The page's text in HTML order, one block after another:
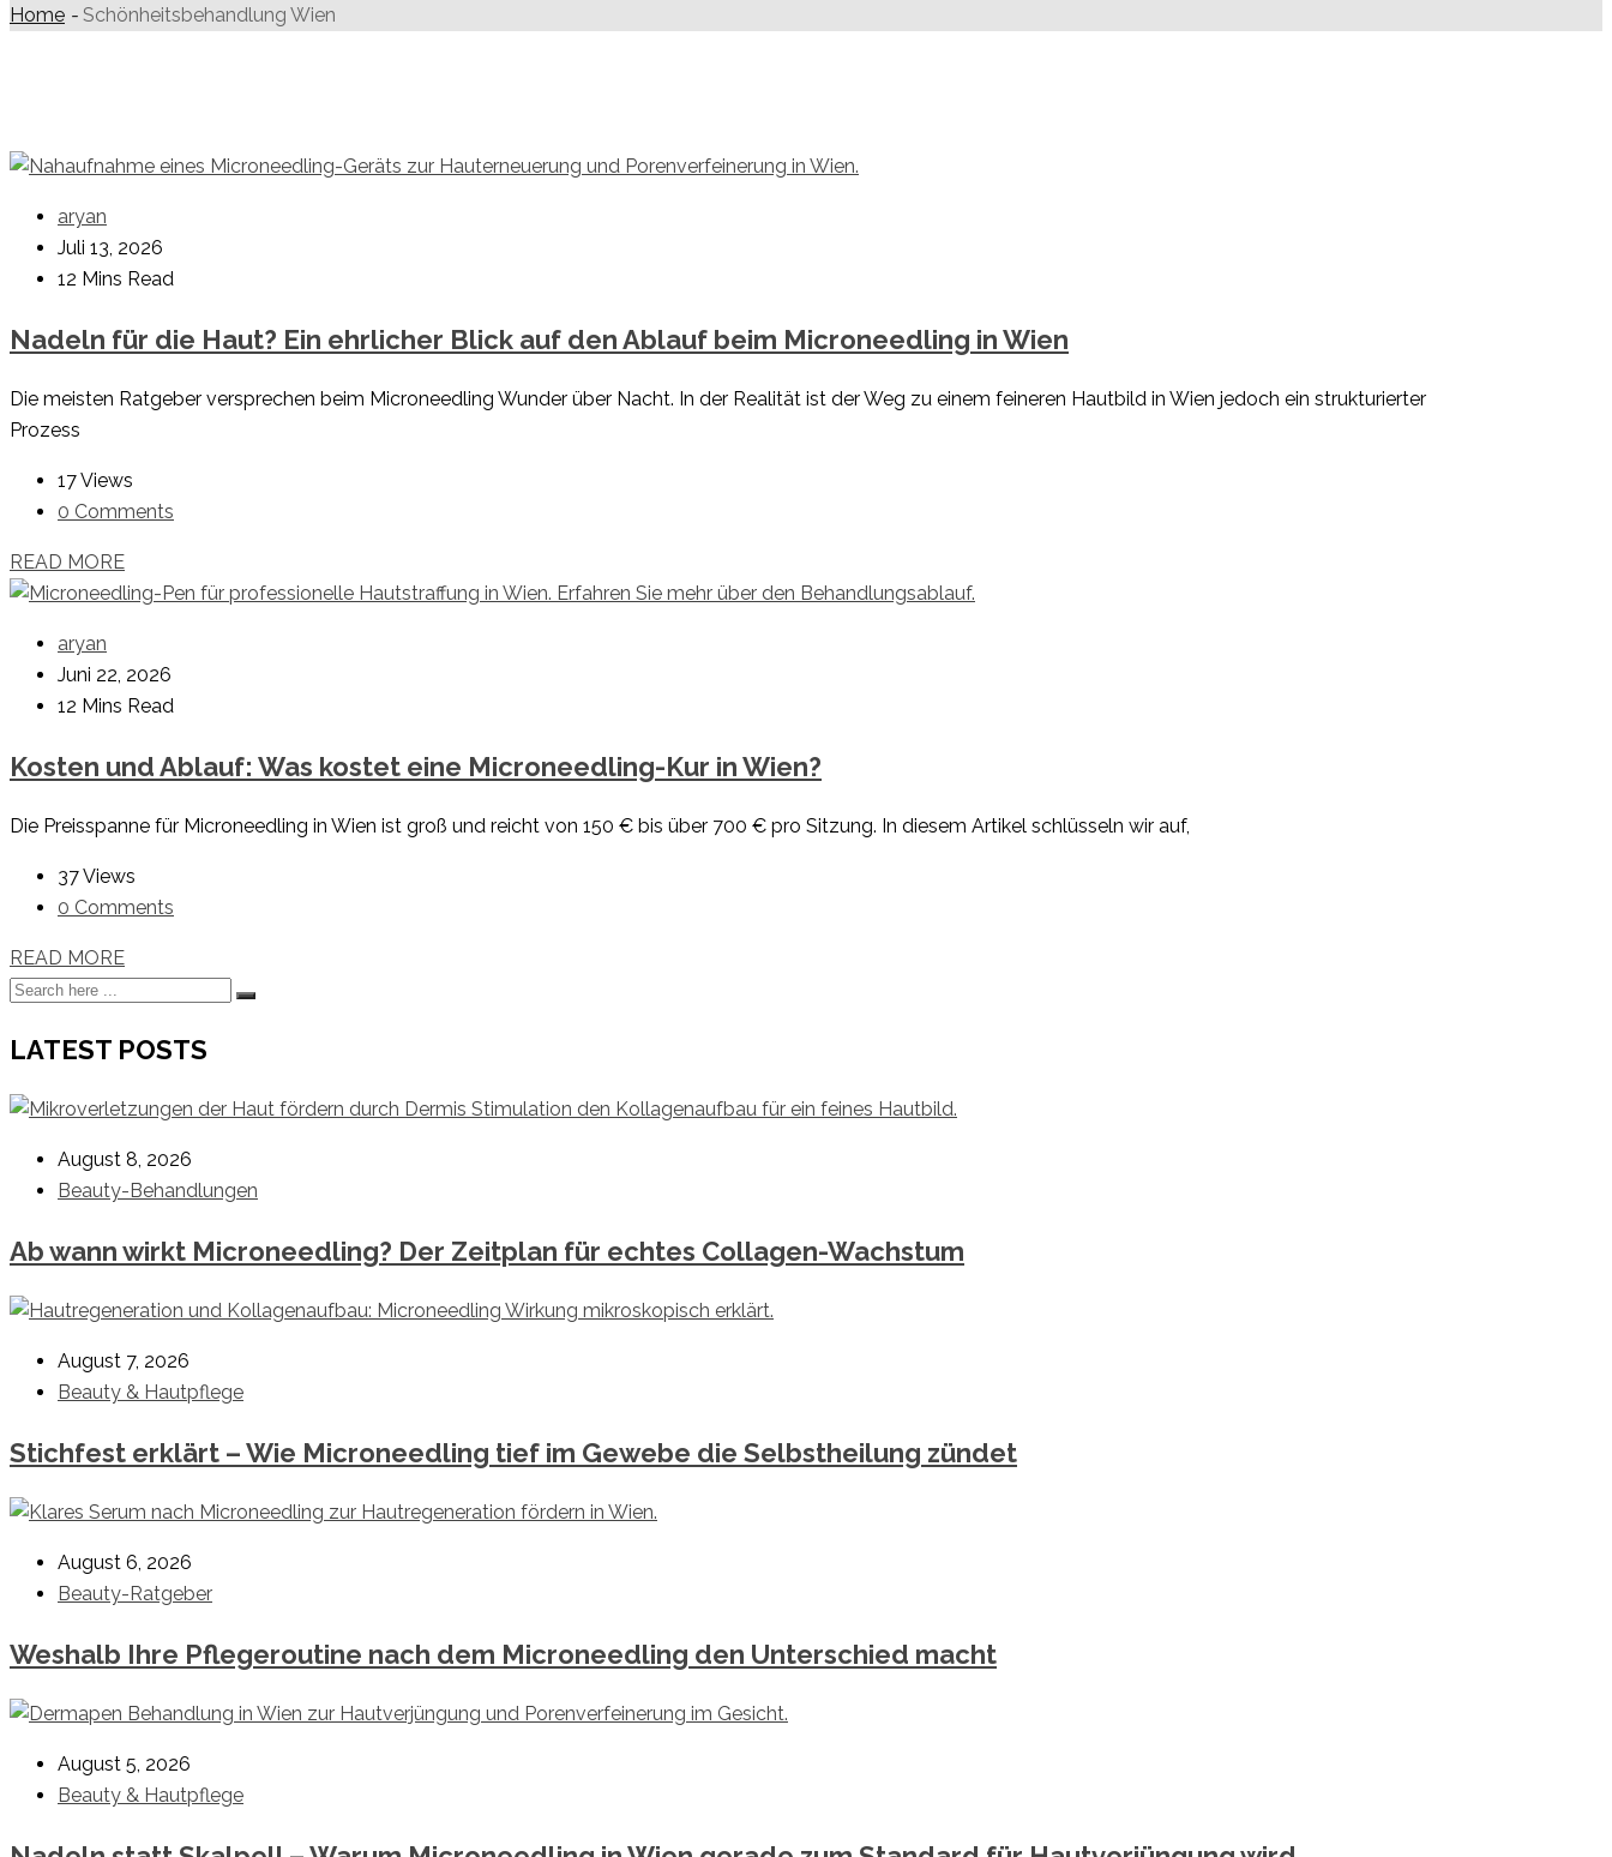
Home - Schönheitsbehandlung Wien
aryan
Juli 13, 2026
12 Mins Read
Nadeln für die Haut? Ein ehrlicher Blick auf den Ablauf beim Microneedling in Wien
Die meisten Ratgeber versprechen beim Microneedling Wunder über Nacht. In der Realität ist der Weg zu einem feineren Hautbild in Wien jedoch ein strukturierter
Prozess
17 Views
0 Comments
READ MORE
aryan
Juni 22, 2026
12 Mins Read
Kosten und Ablauf: Was kostet eine Microneedling-Kur in Wien?
Die Preisspanne für Microneedling in Wien ist groß und reicht von 150 € bis über 700 € pro Sitzung. In diesem Artikel schlüsseln wir auf,
37 Views
0 Comments
READ MORE
LATEST POSTS
August 8, 2026
Beauty-Behandlungen
Ab wann wirkt Microneedling? Der Zeitplan für echtes Collagen-Wachstum
August 7, 2026
Beauty & Hautpflege
Stichfest erklärt – Wie Microneedling tief im Gewebe die Selbstheilung zündet
August 6, 2026
Beauty-Ratgeber
Weshalb Ihre Pflegeroutine nach dem Microneedling den Unterschied macht
August 5, 2026
Beauty & Hautpflege